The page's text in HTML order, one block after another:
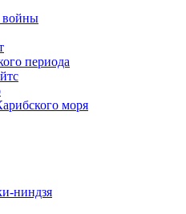
войны
периода
моря
ниндзя